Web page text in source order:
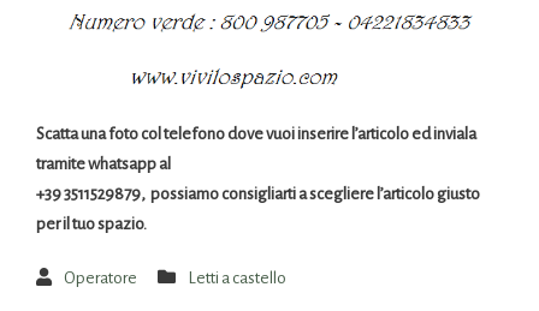
Scatta una foto col telefono dove vuoi inserire l’articolo ed inviala
tramite whatsapp al
+39 3511529879, possiamo consigliarti a scegliere l’articolo giusto
per il tuo spazio.
Operatore Letti a castello